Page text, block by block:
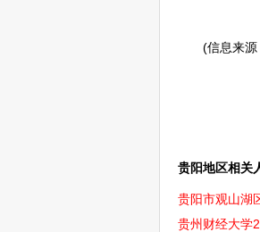
(信息来源：
贵阳地区相关
贵阳市观山湖
贵州财经大学